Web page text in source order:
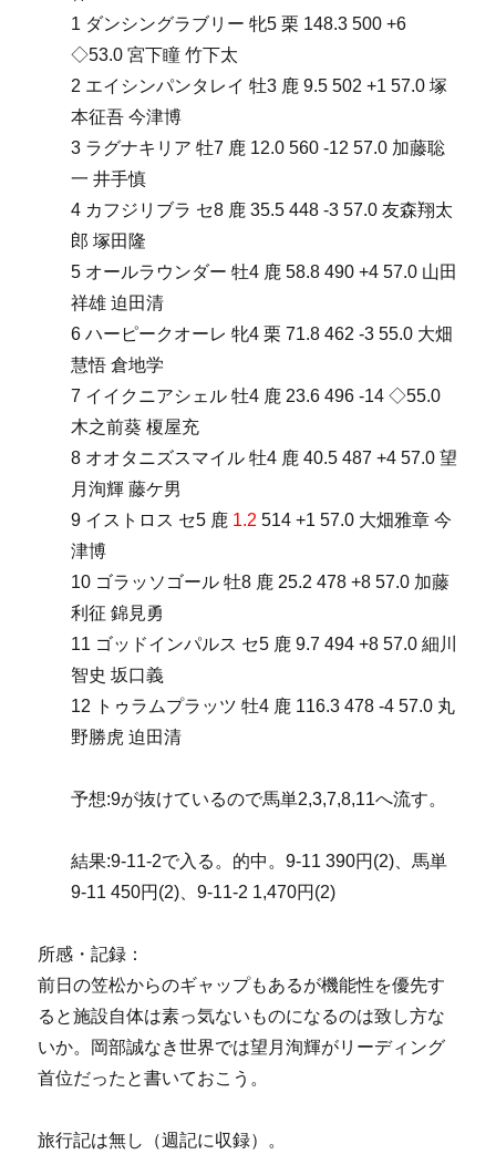
1 ダンシングラブリー 牝5 栗 148.3 500 +6
◇53.0 宮下瞳 竹下太
2 エイシンパンタレイ 牡3 鹿 9.5 502 +1 57.0 塚
本征吾 今津博
3 ラグナキリア 牡7 鹿 12.0 560 -12 57.0 加藤聡
一 井手慎
4 カフジリブラ セ8 鹿 35.5 448 -3 57.0 友森翔太
郎 塚田隆
5 オールラウンダー 牡4 鹿 58.8 490 +4 57.0 山田
祥雄 迫田清
6 ハーピークオーレ 牝4 栗 71.8 462 -3 55.0 大畑
慧悟 倉地学
7 イイクニアシェル 牡4 鹿 23.6 496 -14 ◇55.0
木之前葵 榎屋充
8 オオタニズスマイル 牡4 鹿 40.5 487 +4 57.0 望
月洵輝 藤ケ男
9 イストロス セ5 鹿 1.2 514 +1 57.0 大畑雅章 今
津博
10 ゴラッソゴール 牡8 鹿 25.2 478 +8 57.0 加藤
利征 錦見勇
11 ゴッドインパルス セ5 鹿 9.7 494 +8 57.0 細川
智史 坂口義
12 トゥラムプラッツ 牡4 鹿 116.3 478 -4 57.0 丸
野勝虎 迫田清
予想:9が抜けているので馬単2,3,7,8,11へ流す。
結果:9-11-2で入る。的中。9-11 390円(2)、馬単
9-11 450円(2)、9-11-2 1,470円(2)
所感・記録：
前日の笠松からのギャップもあるが機能性を優先す
ると施設自体は素っ気ないものになるのは致し方な
いか。岡部誠なき世界では望月洵輝がリーディング
首位だったと書いておこう。
旅行記は無し（週記に収録）。